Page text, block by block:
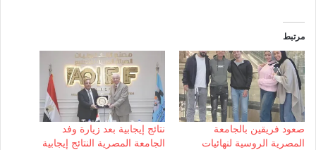
مرتبط
صعود فريقين بالجامعة
المصرية الروسية لنهائيات
نتائج إيجابية بعد زيارة وفد
الجامعة المصرية النتائج إيجابية